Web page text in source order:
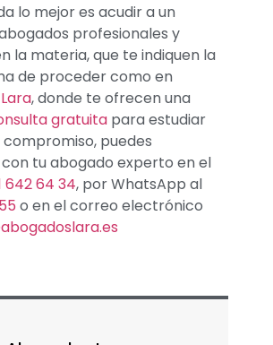
lo mejor es acudir a un
profesionales y
la materia, que te indiquen la
de proceder como en
, donde te ofrecen una
gratuita para estudiar
compromiso, puedes
tu abogado experto en el
642 64 34, por WhatsApp al
o en el correo electrónico